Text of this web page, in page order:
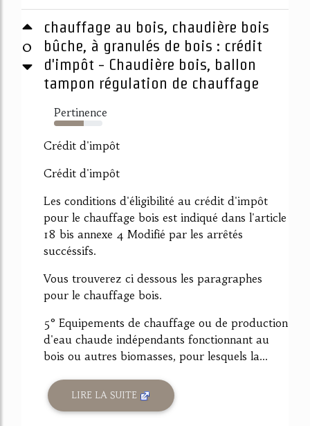
0
chauffage au bois, chaudière bois
bûche, à granulés de bois : crédit
d'impôt - Chaudière bois, ballon
tampon régulation de chauffage
Pertinence
62%
Crédit d'impôt
Crédit d'impôt
Les conditions d'éligibilité au crédit d'impôt
pour le chauffage bois est indiqué dans l'article
18 bis annexe 4 Modifié par les arrêtés
succéssifs.
Vous trouverez ci dessous les paragraphes
pour le chauffage bois.
5° Equipements de chauffage ou de production
d'eau chaude indépendants fonctionnant au
bois ou autres biomasses, pour lesquels la...
LIRE LA SUITE